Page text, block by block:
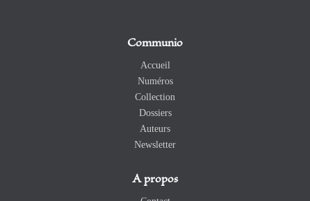
Communio
Accueil
Numéros
Collection
Dossiers
Auteurs
Newsletter
A propos